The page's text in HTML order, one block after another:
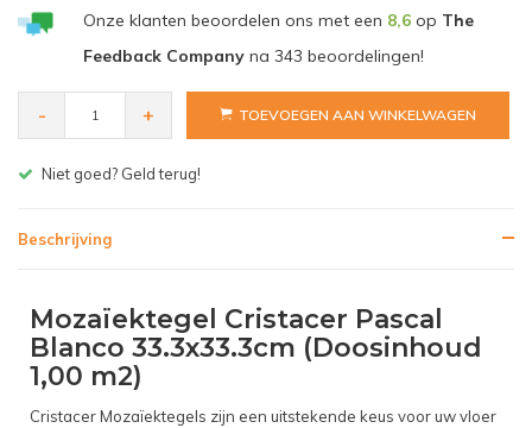
Onze klanten beoordelen ons met een 8,6op The
Feedback Companyna 343 beoordelingen!
- + TOEVOEGEN AAN WINKELWAGEN
Gratis bezorgen v.a. € 150,- (NL)
Beschrijving
Mozaïektegel Cristacer Pascal
Blanco 33.3x33.3cm (Doosinhoud
1,00 m2)
Cristacer Mozaïektegels zijn een uitstekende keus voor uw vloer